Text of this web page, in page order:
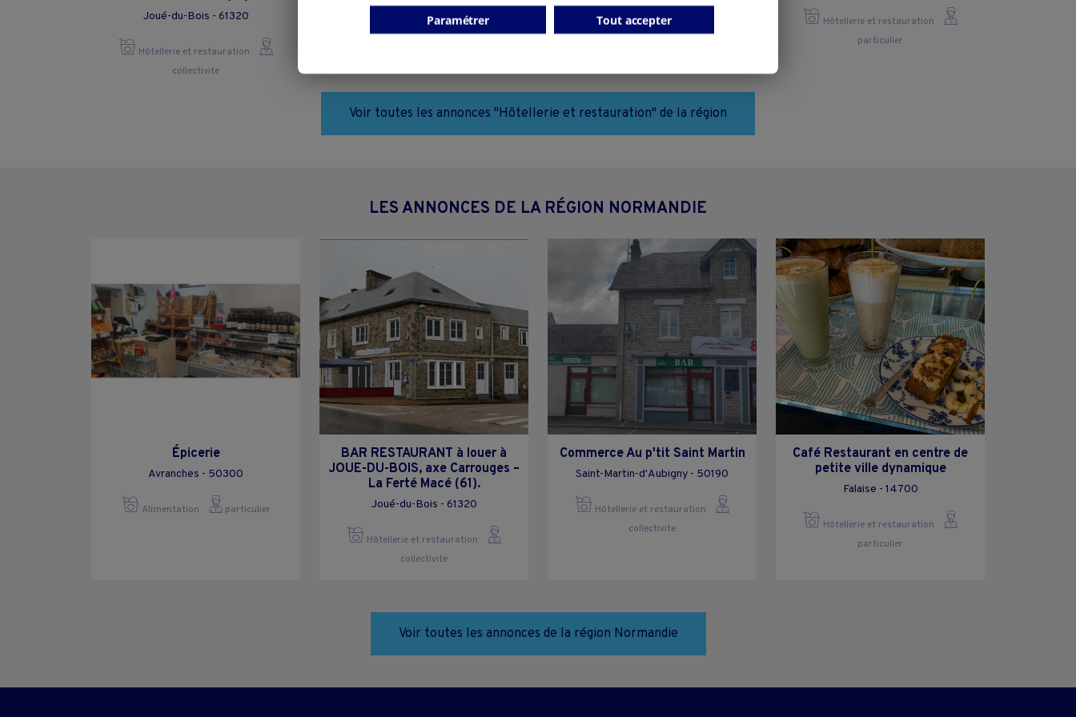
Joué-du-Bois - 61320
Hôtellerie et restauration
collectivite
Hôtellerie et restauration
Hôtellerie et restauration
Hôtellerie et restauration
particulier
Voir toutes les annonces "Hôtellerie et restauration" de la région
LES ANNONCES DE LA RÉGION NORMANDIE
Épicerie
Avranches - 50300
Alimentation particulier
BAR RESTAURANT à louer à
JOUE-DU-BOIS, axe Carrouges –
La Ferté Macé (61).
Joué-du-Bois - 61320
Hôtellerie et restauration
collectivite
Commerce Au p'tit Saint Martin
Saint-Martin-d'Aubigny - 50190
Hôtellerie et restauration
collectivite
Café Restaurant en centre de
petite ville dynamique
Falaise - 14700
Hôtellerie et restauration
particulier
Voir toutes les annonces de la région Normandie
Paramétrer Tout accepter